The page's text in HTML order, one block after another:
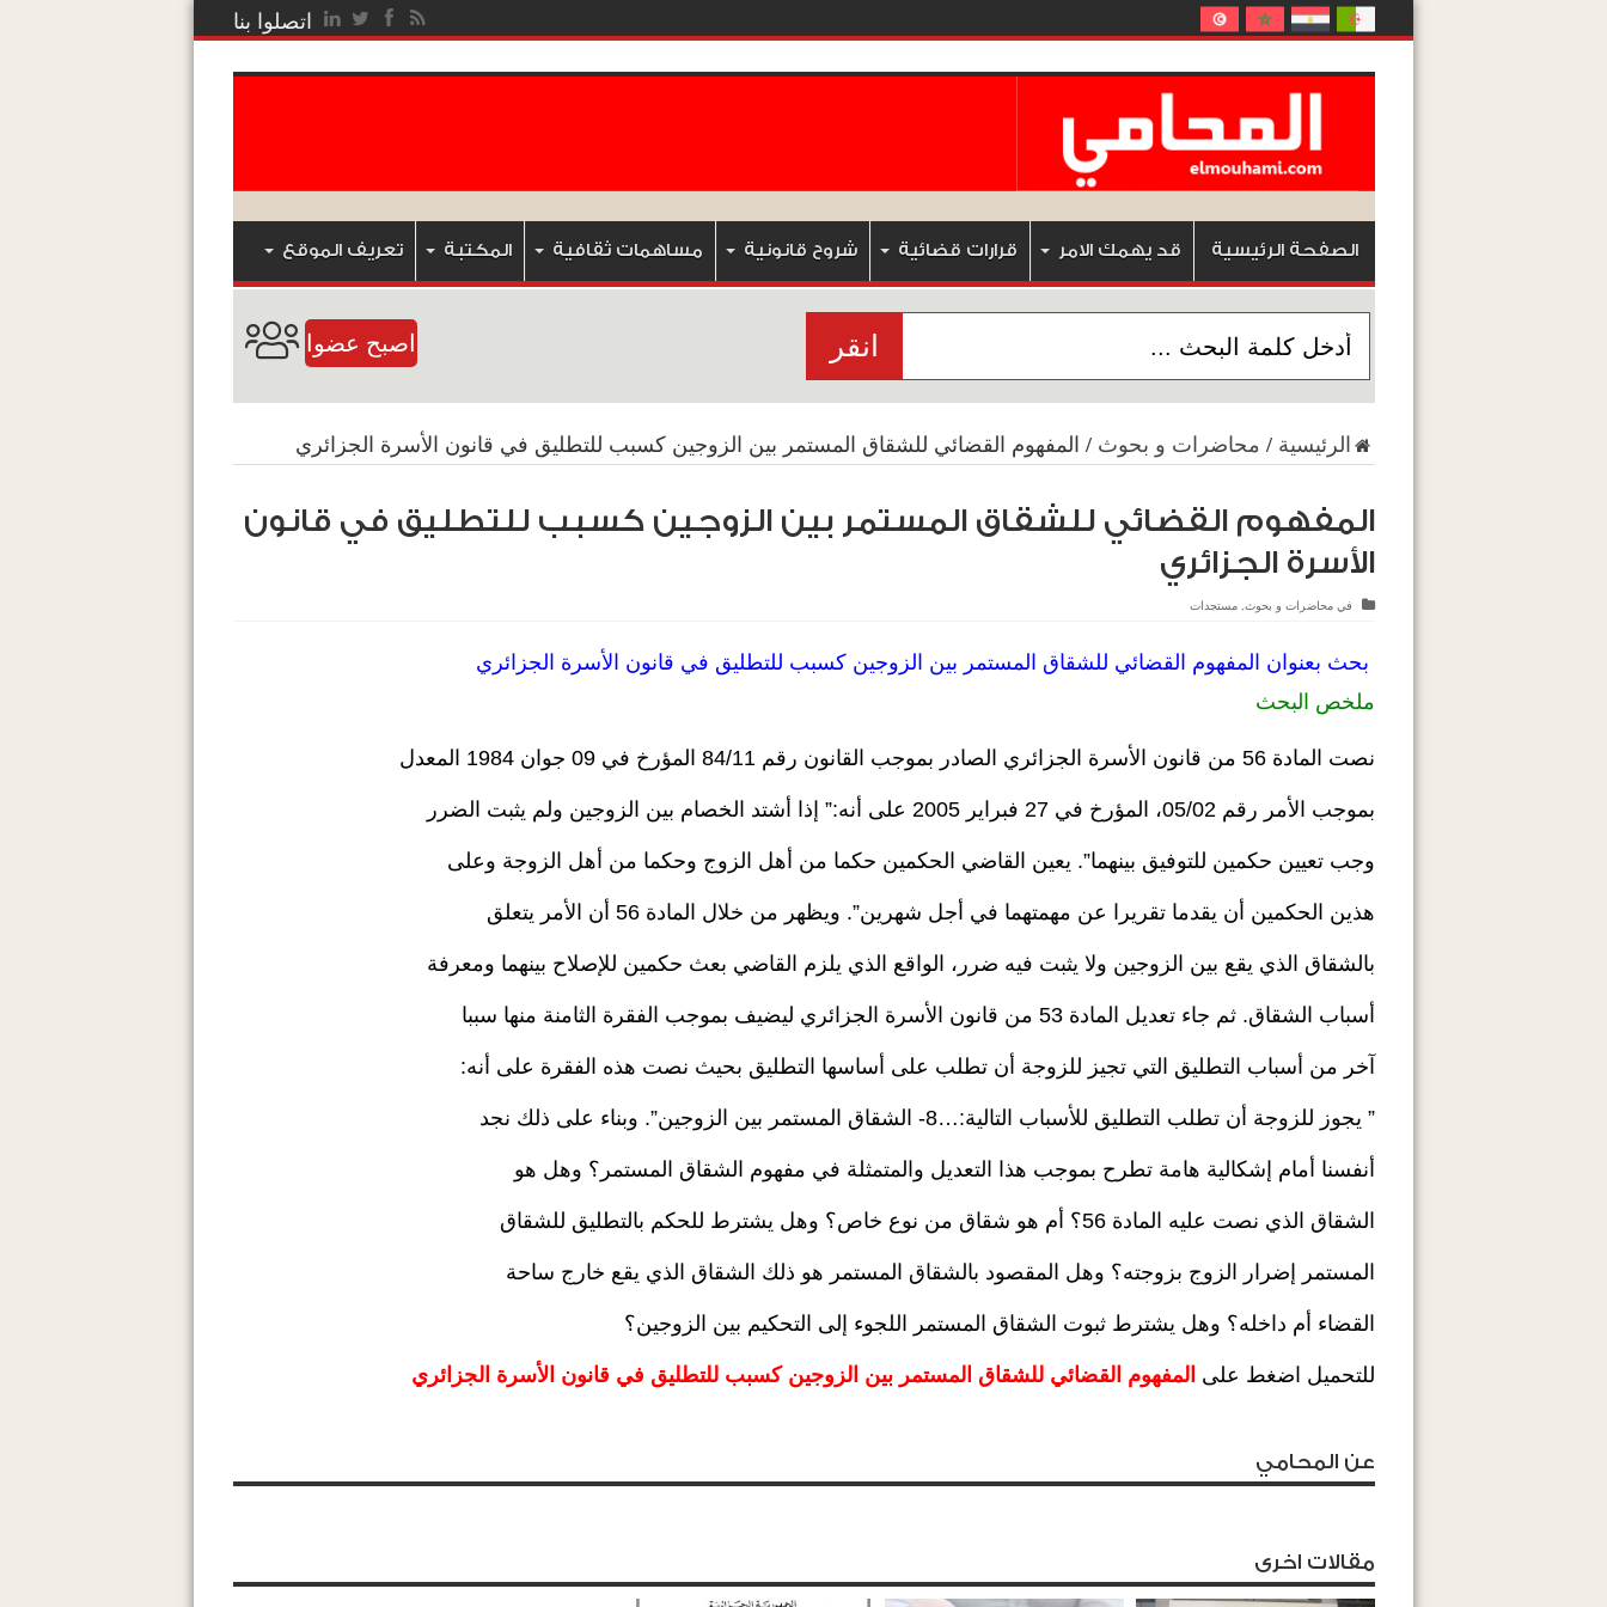
اتصلوا بنا
الصفحة الرئيسية قد يهمك الامر قرارات قضائية شروح قانونية مساهمات ثقافية المكتبة تعريف الموقع
انقر اصبح عضوا
الرئيسية / محاضرات و بحوث / المفهوم القضائي للشقاق المستمر بين الزوجين كسبب للتطليق في قانون الأسرة الجزائري
المفهوم القضائي للشقاق المستمر بين الزوجين كسبب للتطليق في قانون
الأسرة الجزائري
فيمحاضرات و بحوث,مستجدات
بحث بعنوان المفهوم القضائي للشقاق المستمر بين الزوجين كسبب للتطليق في قانون الأسرة الجزائري
ملخص البحث
نصت المادة 56 من قانون الأسرة الجزائري الصادر بموجب القانون رقم 84/11 المؤرخ في 09 جوان 1984 المعدل
بموجب الأمر رقم 05/02، المؤرخ في 27 فبراير 2005 على أنه:” إذا أشتد الخصام بين الزوجين ولم يثبت الضرر
وجب تعيين حكمين للتوفيق بينهما”. يعين القاضي الحكمين حكما من أهل الزوج وحكما من أهل الزوجة وعلى
هذين الحكمين أن يقدما تقريرا عن مهمتهما في أجل شهرين”. ويظهر من خلال المادة 56 أن الأمر يتعلق
بالشقاق الذي يقع بين الزوجين ولا يثبت فيه ضرر، الواقع الذي يلزم القاضي بعث حكمين للإصلاح بينهما ومعرفة
أسباب الشقاق. ثم جاء تعديل المادة 53 من قانون الأسرة الجزائري ليضيف بموجب الفقرة الثامنة منها سببا
آخر من أسباب التطليق التي تجيز للزوجة أن تطلب على أساسها التطليق بحيث نصت هذه الفقرة على أنه:
” يجوز للزوجة أن تطلب التطليق للأسباب التالية:…8- الشقاق المستمر بين الزوجين”. وبناء على ذلك نجد
أنفسنا أمام إشكالية هامة تطرح بموجب هذا التعديل والمتمثلة في مفهوم الشقاق المستمر؟ وهل هو
الشقاق الذي نصت عليه المادة 56؟ أم هو شقاق من نوع خاص؟ وهل يشترط للحكم بالتطليق للشقاق
المستمر إضرار الزوج بزوجته؟ وهل المقصود بالشقاق المستمر هو ذلك الشقاق الذي يقع خارج ساحة
القضاء أم داخله؟ وهل يشترط ثبوت الشقاق المستمر اللجوء إلى التحكيم بين الزوجين؟
للتحميل اضغط على المفهوم القضائي للشقاق المستمر بين الزوجين كسبب للتطليق في قانون الأسرة الجزائري
عن المحامي
مقالات اخرى